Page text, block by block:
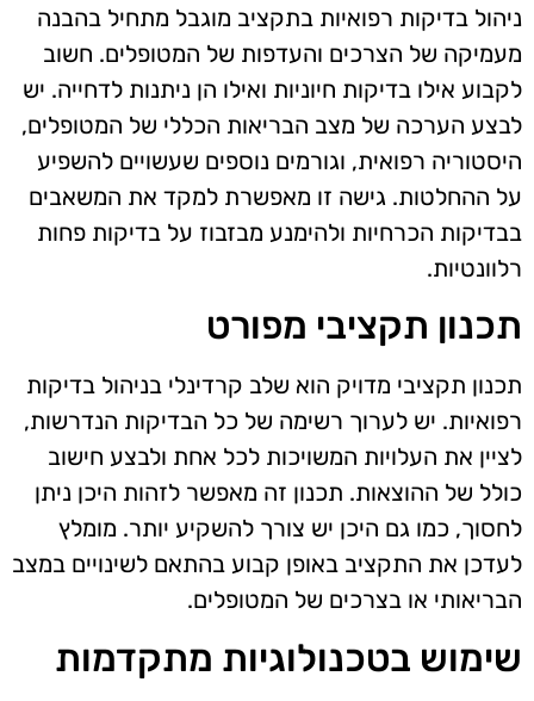
ניהול בדיקות רפואיות בתקציב מוגבל מתחיל בהבנה
מעמיקה של הצרכים והעדפות של המטופלים. חשוב
לקבוע אילו בדיקות חיוניות ואילו הן ניתנות לדחייה. יש
לבצע הערכה של מצב הבריאות הכללי של המטופלים,
היסטוריה רפואית, וגורמים נוספים שעשויים להשפיע
על ההחלטות. גישה זו מאפשרת למקד את המשאבים
בבדיקות הכרחיות ולהימנע מבזבוז על בדיקות פחות
רלוונטיות.
תכנון תקציבי מפורט
תכנון תקציבי מדויק הוא שלב קרדינלי בניהול בדיקות
רפואיות. יש לערוך רשימה של כל הבדיקות הנדרשות,
לציין את העלויות המשויכות לכל אחת ולבצע חישוב
כולל של ההוצאות. תכנון זה מאפשר לזהות היכן ניתן
לחסוך, כמו גם היכן יש צורך להשקיע יותר. מומלץ
לעדכן את התקציב באופן קבוע בהתאם לשינויים במצב
הבריאותי או בצרכים של המטופלים.
שימוש בטכנולוגיות מתקדמות